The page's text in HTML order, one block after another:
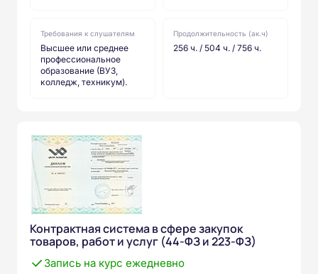
Требования к слушателям
Высшее или среднее
профессиональное
образование (ВУЗ,
колледж, техникум).
Продолжительность (ак.ч)
256 ч. / 504 ч. / 756 ч.
Контрактная система в сфере закупок
товаров, работ и услуг (44-ФЗ и 223-ФЗ)
Запись на курс ежедневно